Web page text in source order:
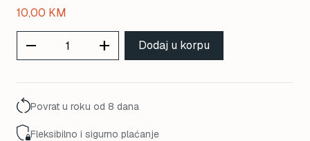
10,00 KM
remove add Dodaj u korpu
Povrat u roku od 8 dana
Fleksibilno i sigurno plaćanje